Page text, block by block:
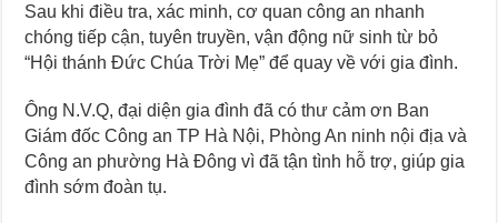
Sau khi điều tra, xác minh, cơ quan công an nhanh
chóng tiếp cận, tuyên truyền, vận động nữ sinh từ bỏ
“Hội thánh Đức Chúa Trời Mẹ” để quay về với gia đình.
Ông N.V.Q, đại diện gia đình đã có thư cảm ơn Ban
Giám đốc Công an TP Hà Nội, Phòng An ninh nội địa và
Công an phường Hà Đông vì đã tận tình hỗ trợ, giúp gia
đình sớm đoàn tụ.